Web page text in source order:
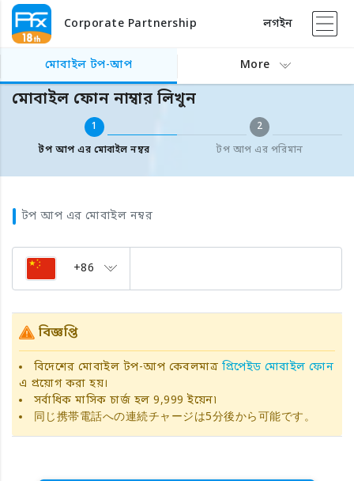
Corporate Partnership লগইন
মোবাইল টপ-আপ More
বিদেশের মোবাইল টপ আপ মোবাইল ফোন নাম্বার লিখুন
মোবাইল ফোন নাম্বার লিখুন
1
টপ আপ এর মোবাইল নম্বর
2
টপ আপ এর পরিমান
টপ আপ এর মোবাইল নম্বর
+86
বিজ্ঞপ্তি
বিদেশের মোবাইল টপ-আপ কেবলমাত্র প্রিপেইড মোবাইল ফোন
এ প্রয়োগ করা হয়।
সর্বাধিক মাসিক চার্জ হল 9,999 ইয়েন৷
同じ携帯電話への連続チャージは5分後から可能です。